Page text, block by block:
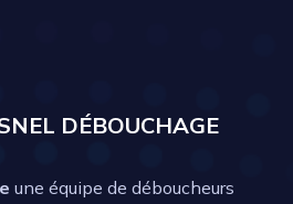
DÉBOUCHAGE
une équipe de déboucheurs